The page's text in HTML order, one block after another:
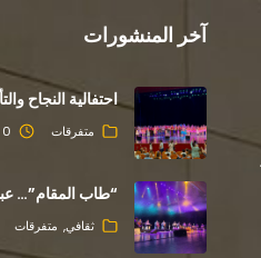
آخر المنشورات
احتفالية النجاح
متفرقات 0 دقيقة للقراءة
“طاب المقام”…
ثقافي متفرقات